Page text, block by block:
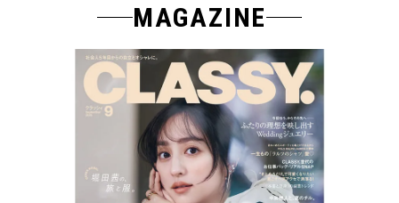
MAGAZINE